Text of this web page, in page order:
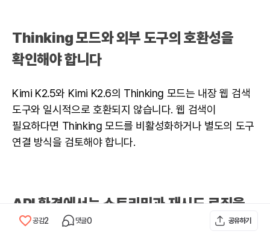
Thinking 모드와 외부 도구의 호환성을
확인해야 합니다
Kimi K2.5와 Kimi K2.6의 Thinking 모드는 내장 웹 검색
도구와 일시적으로 호환되지 않습니다. 웹 검색이
필요하다면 Thinking 모드를 비활성화하거나 별도의 도구
연결 방식을 검토해야 합니다.
API 환경에서는 스트리밍과 재시도 로직을
설정해야 합니다
공감2 댓글0 공유하기